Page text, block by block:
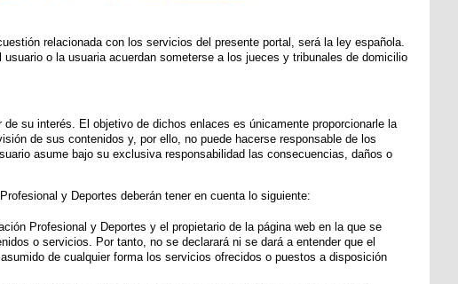
relacionada con los servicios del presente portal, será la ley española.
o la usuaria acuerdan someterse a los jueces y tribunales de domicilio
su interés. El objetivo de dichos enlaces es únicamente proporcionarle la
de sus contenidos y, por ello, no puede hacerse responsable de los
asume bajo su exclusiva responsabilidad las consecuencias, daños o
y Deportes deberán tener en cuenta lo siguiente:
Profesional y Deportes y el propietario de la página web en la que se
o servicios. Por tanto, no se declarará ni se dará a entender que el
de cualquier forma los servicios ofrecidos o puestos a disposición